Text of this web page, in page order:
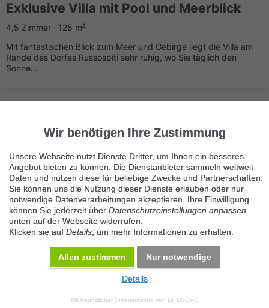
Exklusive Villa mit Pool und Meerblick
4,5 Zimmer · 125 m²
Mit fantastischen Blick zum Meer und Gebirge liegt die Villa am
Rande des Dorfes Russospiti sehr ruhig, wo Sie täglich den
Sonne...
Immer die neuesten Anzeigen erhalten?
Kein Angebot verpassen, täglich per E-Mail.
Benachrichtigung aktivieren
Datenschutz Impressum Kontakt Datenschutz anpassen Desktop Version
Wir benötigen Ihre Zustimmung
Unsere Webseite nutzt Dienste Dritter, um Ihnen ein besseres
Angebot bieten zu können. Die Dienstanbieter sammeln weltweit
Daten und nutzen diese für beliebige Zwecke und Partnerschaften.
Sie können uns die Nutzung dieser Dienste erlauben oder nur
notwendige Datenverarbeitungen akzeptieren. Ihre Einwilligung
können Sie jederzeit über Datenschutzeinstellungen anpassen
unten auf der Webseite widerrufen.
Klicken sie auf Details , um mehr Informationen zu erhalten.
Allen zustimmen Nur notwendige
Details
Mit freundlicher Unterstützung von Dr. DSGVO